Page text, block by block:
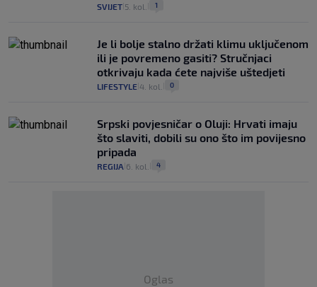
SVIJET 5. kol. 1
Je li bolje stalno držati klimu uključenom
ili je povremeno gasiti? Stručnjaci
otkrivaju kada ćete najviše uštedjeti
LIFESTYLE 4. kol. 0
Srpski povjesničar o Oluji: Hrvati imaju
što slaviti, dobili su ono što im povijesno
pripada
REGIJA 6. kol. 4
Oglas